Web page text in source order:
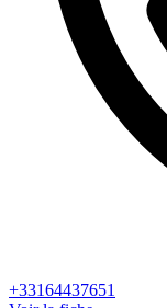
+33164437651